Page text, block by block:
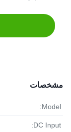
مشخصات
Model:
DC Input: